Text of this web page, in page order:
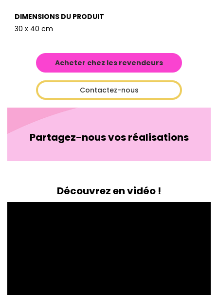
DIMENSIONS DU PRODUIT
30 x 40 cm
Acheter chez les revendeurs
Contactez-nous
Partagez-nous vos réalisations
Découvrez en vidéo !